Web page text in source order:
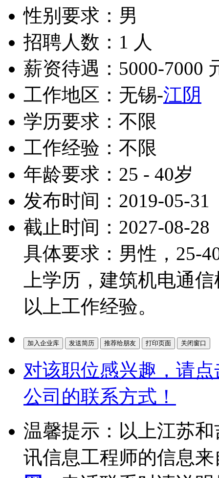
性别要求：男
招聘人数：1 人
薪资待遇：5000-7000
工作地区：无锡-江阴
学历要求：不限
工作经验：不限
年龄要求：25 - 40岁
发布时间：2019-05-31
截止时间：2027-08-28
具体要求：男性，25-
上学历，建筑机电通
以上工作经验。
对该职位感兴趣，请
公司的联系方式！
温馨提示：以上江苏
讯信息工程师的信息来